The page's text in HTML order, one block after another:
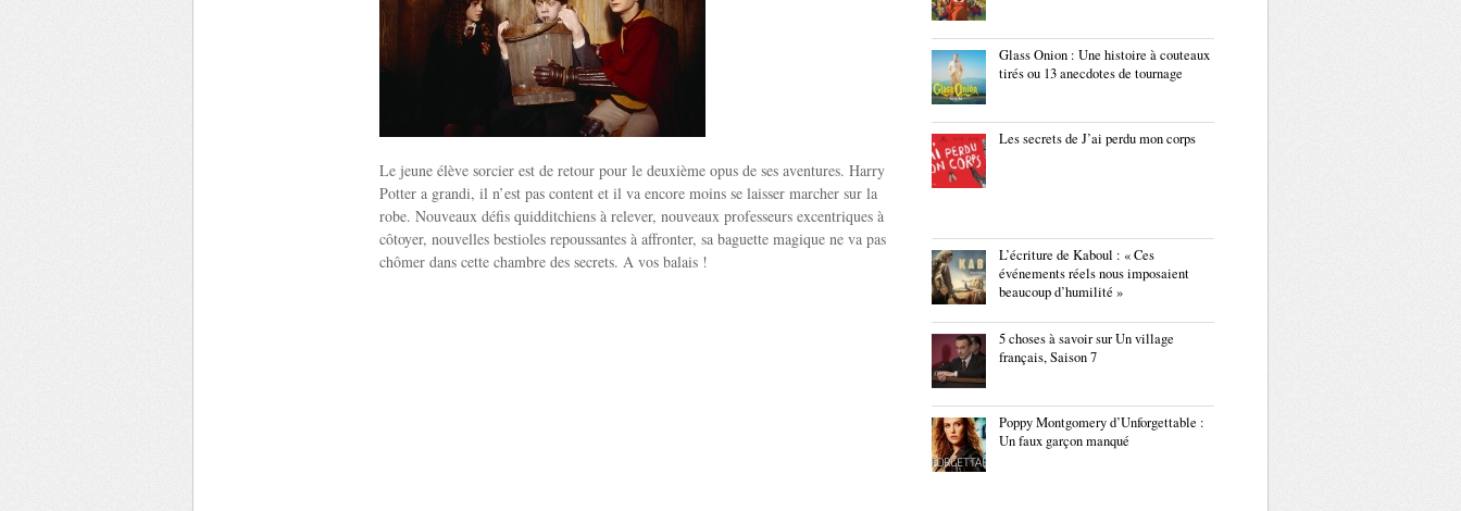
Le jeune élève sorcier est de retour pour le deuxième opus de ses aventures. Harry
Potter a grandi, il n’est pas content et il va encore moins se laisser marcher sur la
robe. Nouveaux défis quidditchiens à relever, nouveaux professeurs excentriques à
côtoyer, nouvelles bestioles repoussantes à affronter, sa baguette magique ne va pas
chômer dans cette chambre des secrets. A vos balais !
Glass Onion : Une histoire à couteaux
tirés ou 13 anecdotes de tournage
Les secrets de J’ai perdu mon corps
L’écriture de Kaboul : « Ces
événements réels nous imposaient
beaucoup d’humilité »
5 choses à savoir sur Un village
français, Saison 7
Poppy Montgomery d’Unforgettable :
Un faux garçon manqué